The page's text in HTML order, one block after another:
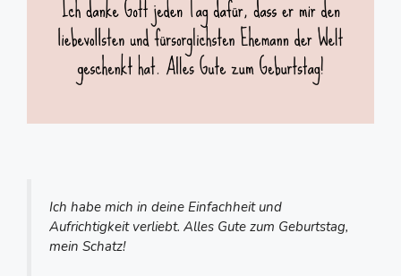
Ich habe mich in deine Einfachheit und
Aufrichtigkeit verliebt. Alles Gute zum Geburtstag,
mein Schatz!